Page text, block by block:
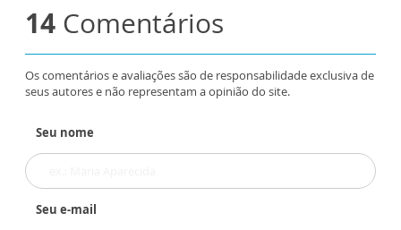
14 Comentários
Os comentários e avaliações são de responsabilidade exclusiva de
seus autores e não representam a opinião do site.
Seu nome
Seu e-mail